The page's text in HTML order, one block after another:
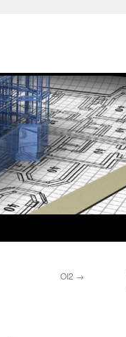
OI2 →